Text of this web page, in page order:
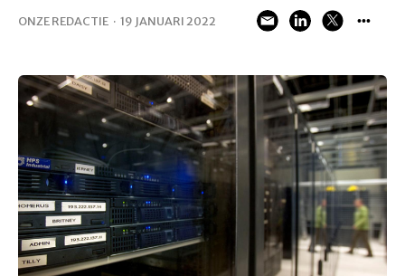
ONZE REDACTIE · 19 JANUARI 2022